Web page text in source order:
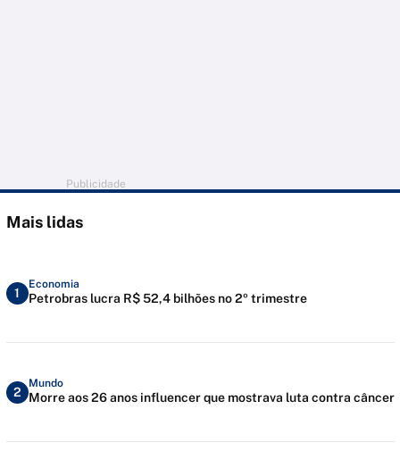
Publicidade
Mais lidas
1
Economia
Petrobras lucra R$ 52,4 bilhões no 2º trimestre
2
Mundo
Morre aos 26 anos influencer que mostrava luta contra câncer